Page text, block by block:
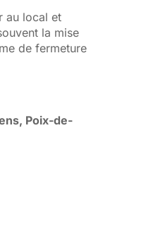
au local et
la mise
de fermeture
Poix-de-